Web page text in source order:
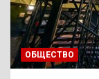
ОБЩЕСТВО